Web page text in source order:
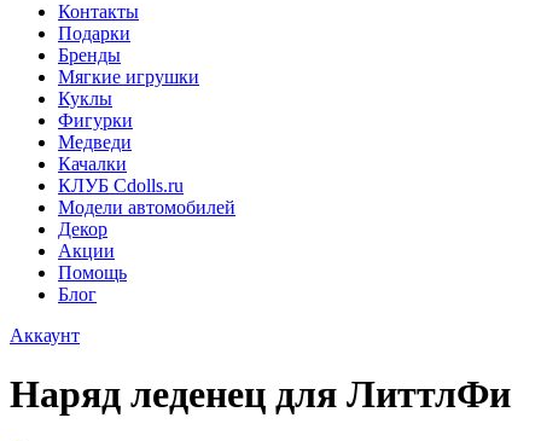
Контакты
Подарки
Бренды
Мягкие игрушки
Куклы
Фигурки
Медведи
Качалки
КЛУБ Cdolls.ru
Модели автомобилей
Декор
Акции
Помощь
Блог
Аккаунт
Наряд леденец для ЛиттлФи